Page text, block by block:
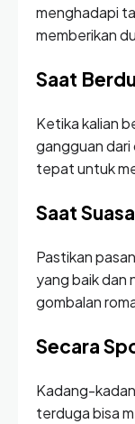
menghadapi
memberikan
Saat
Ketika kalian
gangguan dari
tepat untuk
Saat
Pastikan
yang baik dan
gombalan
Secara
Kadang-
terduga bisa